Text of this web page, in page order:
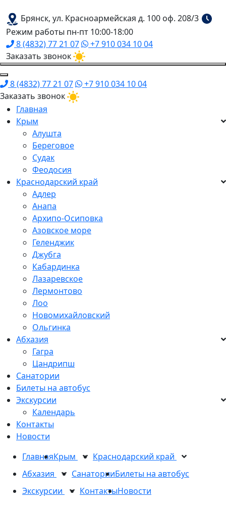
Брянск, ул. Красноармейская д. 100 оф. 208/3
Режим работы пн-пт 10:00-18:00
8 (4832) 77 21 07
+7 910 034 10 04
Заказать звонок
8 (4832) 77 21 07
+7 910 034 10 04
Заказать звонок
Главная
Крым
Алушта
Береговое
Судак
Феодосия
Краснодарский край
Адлер
Анапа
Архипо-Осиповка
Азовское море
Геленджик
Джубга
Кабардинка
Лазаревское
Лермонтово
Лоо
Новомихайловский
Ольгинка
Абхазия
Гагра
Цандрипш
Санатории
Билеты на автобус
Экскурсии
Календарь
Контакты
Новости
ГлавнаяКрым
Краснодарский край
Абхазия
СанаторииБилеты на автобус
Экскурсии
КонтактыНовости